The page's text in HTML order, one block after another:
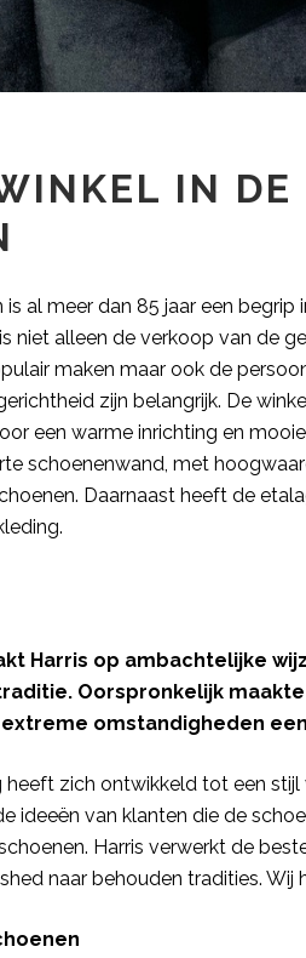
IN DE
al meer dan 85 jaar een begrip
niet alleen de verkoop van de
maken maar ook de
zijn belangrijk. De
een warme inrichting en
schoenenwand, met
Daarnaast heeft de
Harris op ambachtelijke
Oorspronkelijk
omstandigheden
heeft zich ontwikkeld tot een
ideeën van klanten die de
Harris verwerkt de
naar behouden tradities.